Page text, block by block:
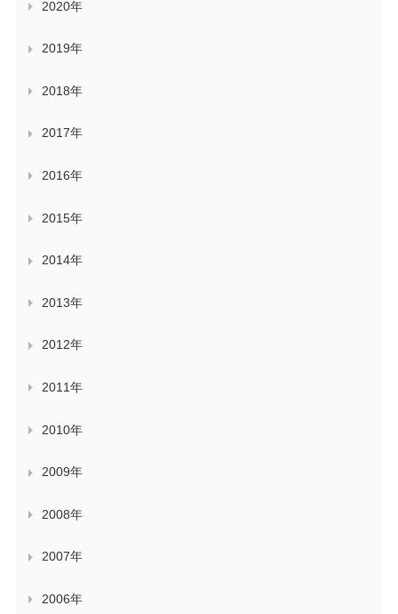
2020年
2019年
2018年
2017年
2016年
2015年
2014年
2013年
2012年
2011年
2010年
2009年
2008年
2007年
2006年